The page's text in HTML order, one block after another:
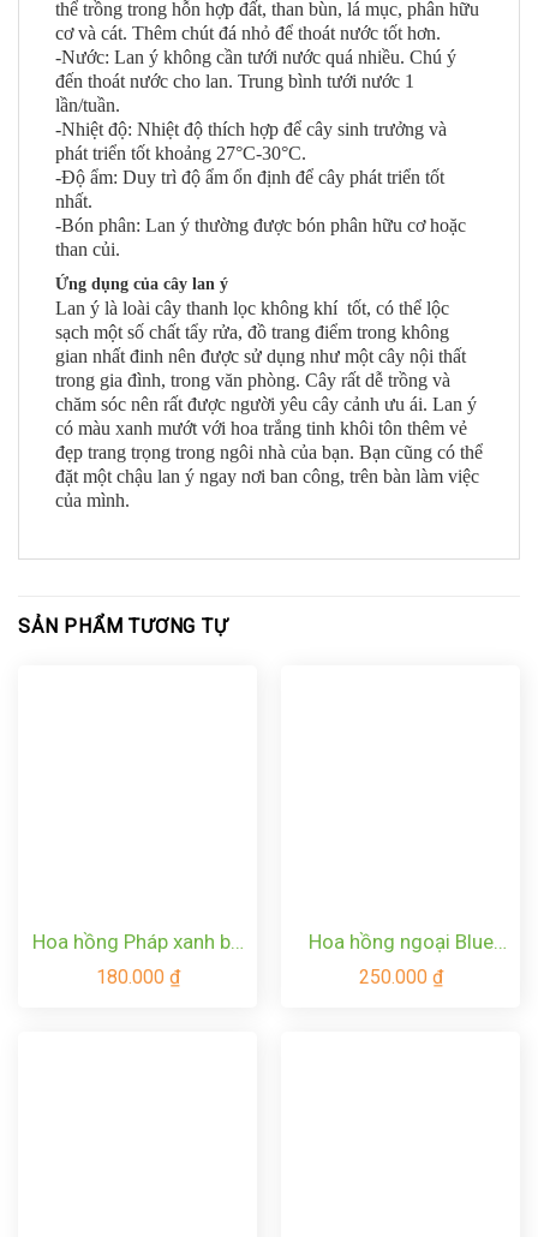
thể trồng trong hỗn hợp đất, than bùn, lá mục, phân hữu
cơ và cát. Thêm chút đá nhỏ để thoát nước tốt hơn.
-Nước: Lan ý không cần tưới nước quá nhiều. Chú ý
đến thoát nước cho lan. Trung bình tưới nước 1
lần/tuần.
-Nhiệt độ: Nhiệt độ thích hợp để cây sinh trưởng và
phát triển tốt khoảng 27°C-30°C.
-Độ ẩm: Duy trì độ ẩm ổn định để cây phát triển tốt
nhất.
-Bón phân: Lan ý thường được bón phân hữu cơ hoặc
than củi.
Ứng dụng của cây lan ý
Lan ý là loài cây thanh lọc không khí tốt, có thể lộc
sạch một số chất tẩy rửa, đồ trang điểm trong không
gian nhất đinh nên được sử dụng như một cây nội thất
trong gia đình, trong văn phòng. Cây rất dễ trồng và
chăm sóc nên rất được người yêu cây cảnh ưu ái. Lan ý
có màu xanh mướt với hoa trắng tinh khôi tôn thêm vẻ
đẹp trang trọng trong ngôi nhà của bạn. Bạn cũng có thể
đặt một chậu lan ý ngay nơi ban công, trên bàn làm việc
của mình.
SẢN PHẨM TƯƠNG TỰ
Hoa hồng Pháp xanh bơ
xinh đẹp Creamy Eden
180.000 ₫
Hoa hồng ngoại Blue
Storm – Hoa hồng Nhật
tím xanh đẹp nhất
250.000 ₫